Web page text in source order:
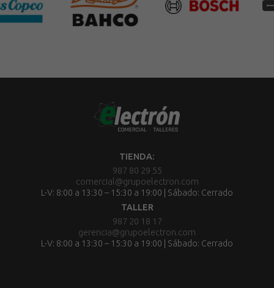
TIENDA:
987 80 29 55
comercial@grupoelectron.com
L-V: 8:00 a 13:30 – 15:30 a 19:00 | Sábado: Cerrado
TALLER
987 20 18 17
gerencia@grupoelectron.com
L-V: 8:00 a 13:30 – 15:30 a 19:00 | Sábado: Cerrado